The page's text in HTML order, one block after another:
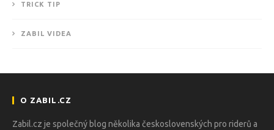
TRICK TIP
ZABIL VIDEA
O ZABIL.CZ
Zabil.cz je společný blog několika československých pro riderů a